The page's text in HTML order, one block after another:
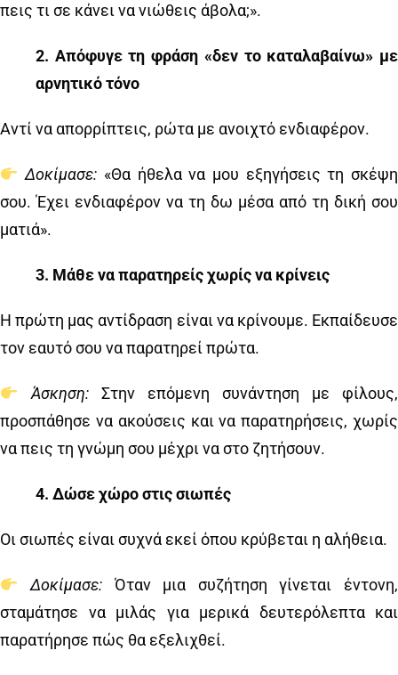
πεις τι σε κάνει να νιώθεις άβολα;».
2️. Απόφυγε τη φράση «δεν το καταλαβαίνω» με
αρνητικό τόνο
Αντί να απορρίπτεις, ρώτα με ανοιχτό ενδιαφέρον.
Δοκίμασε: «Θα ήθελα να μου εξηγήσεις τη σκέψη
σου. Έχει ενδιαφέρον να τη δω μέσα από τη δική σου
ματιά».
3️. Μάθε να παρατηρείς χωρίς να κρίνεις
Η πρώτη μας αντίδραση είναι να κρίνουμε. Εκπαίδευσε
τον εαυτό σου να παρατηρεί πρώτα.
Άσκηση:Στην επόμενη συνάντηση με φίλους,
προσπάθησε να ακούσεις και να παρατηρήσεις, χωρίς
να πεις τη γνώμη σου μέχρι να στο ζητήσουν.
4️. Δώσε χώρο στις σιωπές
Οι σιωπές είναι συχνά εκεί όπου κρύβεται η αλήθεια.
Δοκίμασε: Όταν μια συζήτηση γίνεται έντονη,
σταμάτησε να μιλάς για μερικά δευτερόλεπτα και
παρατήρησε πώς θα εξελιχθεί.